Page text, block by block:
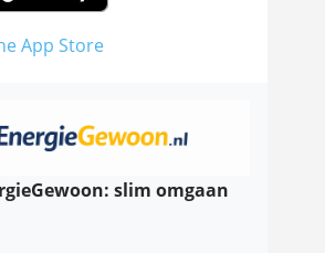
slim omgaan